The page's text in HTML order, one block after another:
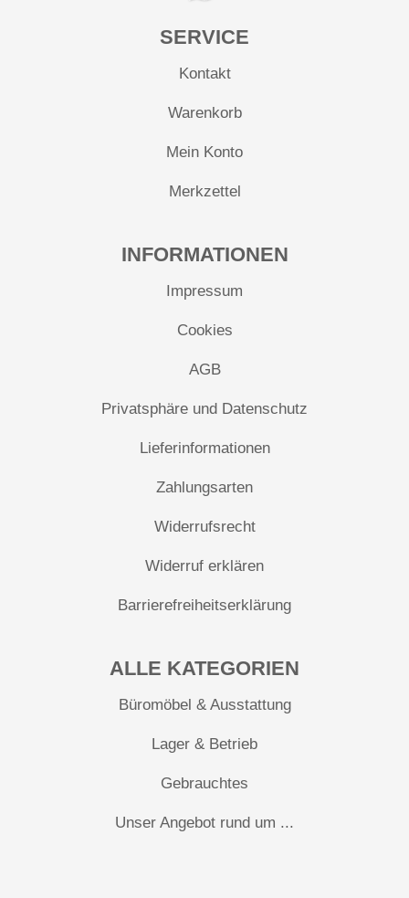
SERVICE
Kontakt
Warenkorb
Mein Konto
Merkzettel
INFORMATIONEN
Impressum
Cookies
AGB
Privatsphäre und Datenschutz
Lieferinformationen
Zahlungsarten
Widerrufsrecht
Widerruf erklären
Barrierefreiheitserklärung
ALLE KATEGORIEN
Büromöbel & Ausstattung
Lager & Betrieb
Gebrauchtes
Unser Angebot rund um ...